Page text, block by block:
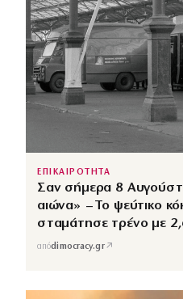
ΕΠΙΚΑΙΡΟΤΗΤΑ
Σαν σήμερα 8
αιώνα» – Το ψεύτικο
σταμάτησε τρένο με
απόdimocracy.gr↗